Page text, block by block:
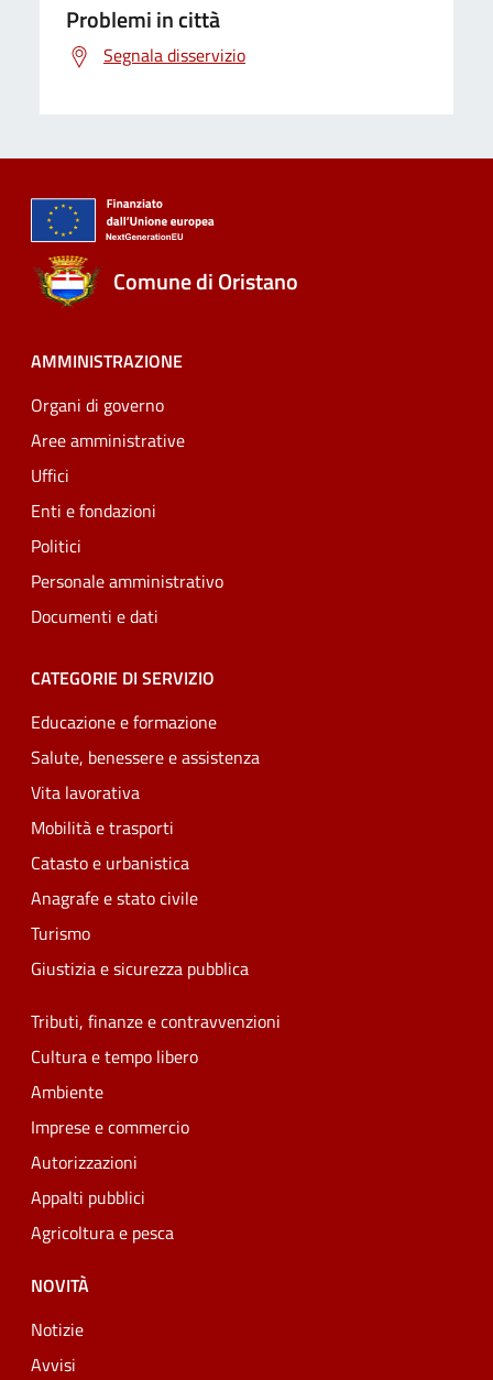
Problemi in città
Segnala disservizio
Comune di Oristano
AMMINISTRAZIONE
Organi di governo
Aree amministrative
Uffici
Enti e fondazioni
Politici
Personale amministrativo
Documenti e dati
CATEGORIE DI SERVIZIO
Educazione e formazione
Salute, benessere e assistenza
Vita lavorativa
Mobilità e trasporti
Catasto e urbanistica
Anagrafe e stato civile
Turismo
Giustizia e sicurezza pubblica
Tributi, finanze e contravvenzioni
Cultura e tempo libero
Ambiente
Imprese e commercio
Autorizzazioni
Appalti pubblici
Agricoltura e pesca
NOVITÀ
Notizie
Avvisi